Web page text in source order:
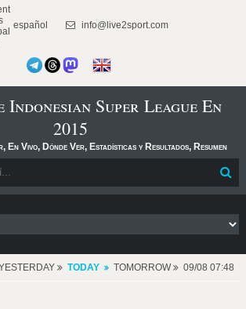
español info@live2sport.com
Indonesian Super League En
2015
En Vivo, Dónde Ver, Estadísticas y Resultados, Resumen
TODAY TOMORROW 09/08 07:48